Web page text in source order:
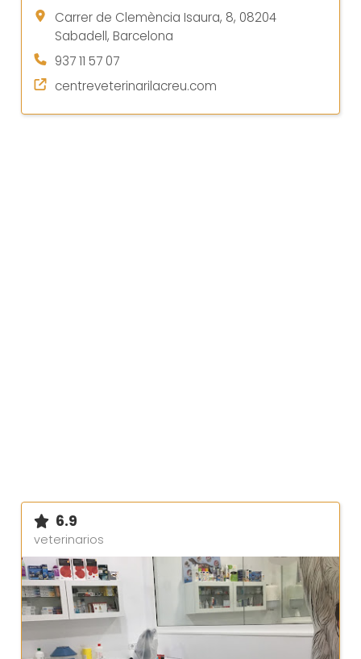
Carrer de Clemència Isaura, 8, 08204
Sabadell, Barcelona
937 11 57 07
centreveterinarilacreu.com
6.9
veterinarios